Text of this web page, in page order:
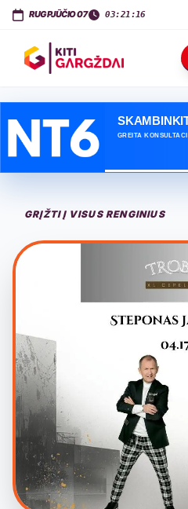
KITI GARGŽDAI Dariaus ir
RUGPJŪČIO 07 03:21:17
GREITA
GRĮŽTI Į VISUS RENGINIUS